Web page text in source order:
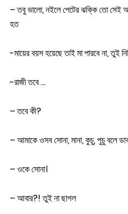
– তবু ভালো, নইলে পেটের ঝক্কি তো সেই
হত
-মায়ের বয়স হয়েছে তাই মা পারবে না, তুই
-রাজী তবে …
– তবে কী?
– আমাকে ওসব সোনা, মানা, কুচু, পুচু বলে
– ওকে সোনা।
– আবার?! তুই না ছাগল